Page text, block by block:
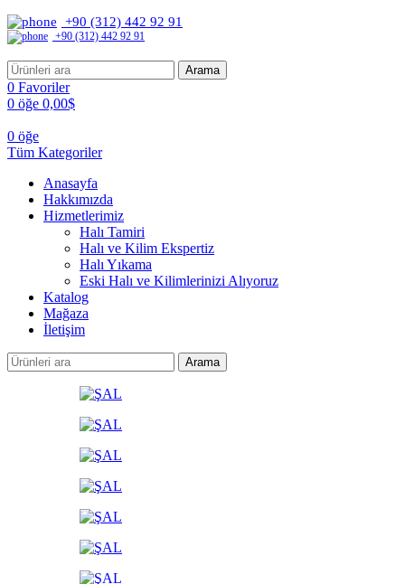
+90 (312) 442 92 91
+90 (312) 442 92 91
Arama
0 Favoriler
0 öğe 0,00$
0 öğe
Tüm Kategoriler
Anasayfa
Hakkımızda
Hizmetlerimiz
Halı Tamiri
Halı ve Kilim Ekspertiz
Halı Yıkama
Eski Halı ve Kilimlerinizi Alıyoruz
Katalog
Mağaza
İletişim
Arama